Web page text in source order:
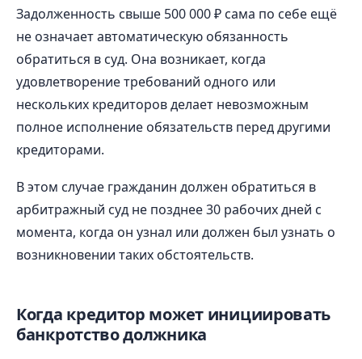
Задолженность свыше 500 000 ₽ сама по себе ещё
не означает автоматическую обязанность
обратиться в суд. Она возникает, когда
удовлетворение требований одного или
нескольких кредиторов делает невозможным
полное исполнение обязательств перед другими
кредиторами.
В этом случае гражданин должен обратиться в
арбитражный суд не позднее 30 рабочих дней с
момента, когда он узнал или должен был узнать о
возникновении таких обстоятельств.
Когда кредитор может инициировать
банкротство должника